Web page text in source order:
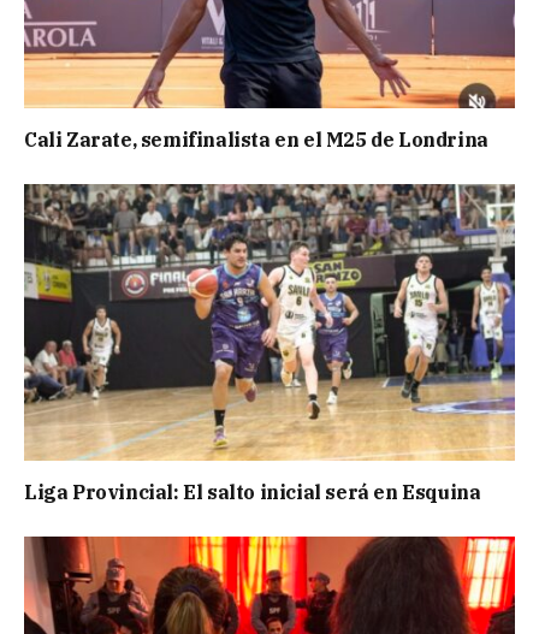
Cali Zarate, semifinalista en el M25 de Londrina
Liga Provincial: El salto inicial será en Esquina